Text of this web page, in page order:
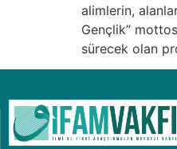
alimlerin,
Gençlik”
sürecek olan